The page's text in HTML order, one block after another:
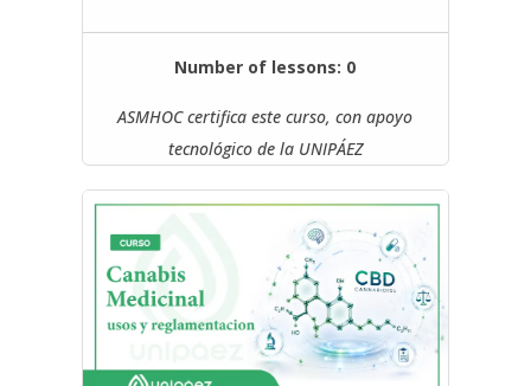
Number of lessons: 0
ASMHOC certifica este curso, con apoyo
tecnológico de la UNIPÁEZ